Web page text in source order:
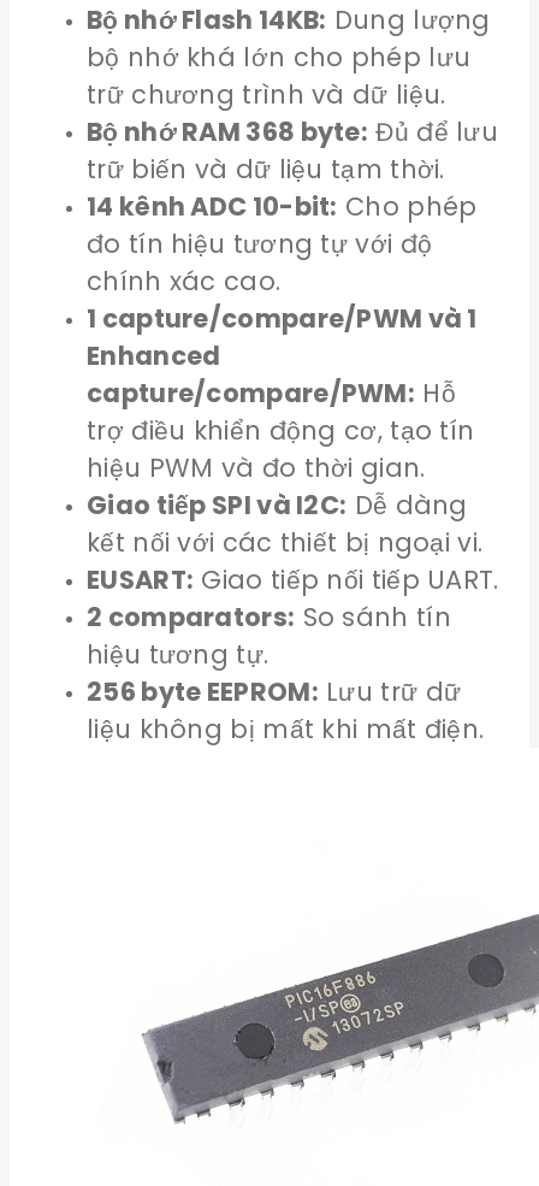
Bộ nhớ Flash 14KB: Dung lượng
bộ nhớ khá lớn cho phép lưu
trữ chương trình và dữ liệu.
Bộ nhớ RAM 368 byte: Đủ để lưu
trữ biến và dữ liệu tạm thời.
14 kênh ADC 10-bit: Cho phép
đo tín hiệu tương tự với độ
chính xác cao.
1 capture/compare/PWM và 1
Enhanced
capture/compare/PWM: Hỗ
trợ điều khiển động cơ, tạo tín
hiệu PWM và đo thời gian.
Giao tiếp SPI và I2C: Dễ dàng
kết nối với các thiết bị ngoại vi.
EUSART: Giao tiếp nối tiếp UART.
2 comparators: So sánh tín
hiệu tương tự.
256 byte EEPROM: Lưu trữ dữ
liệu không bị mất khi mất điện.